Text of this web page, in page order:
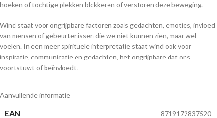
hoeken of tochtige plekken blokkeren of verstoren deze beweging.
Wind staat voor ongrijpbare factoren zoals gedachten, emoties, invloed
van mensen of gebeurtenissen die we niet kunnen zien, maar wel
voelen. In een meer spirituele interpretatie staat wind ook voor
inspiratie, communicatie en gedachten, het ongrijpbare dat ons
voortstuwt of beïnvloedt.
Aanvullende informatie
EAN 8719172837520